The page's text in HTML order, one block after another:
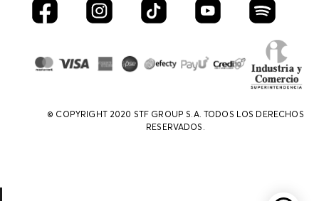
© COPYRIGHT 2020 STF GROUP S.A. TODOS LOS DERECHOS
RESERVADOS.